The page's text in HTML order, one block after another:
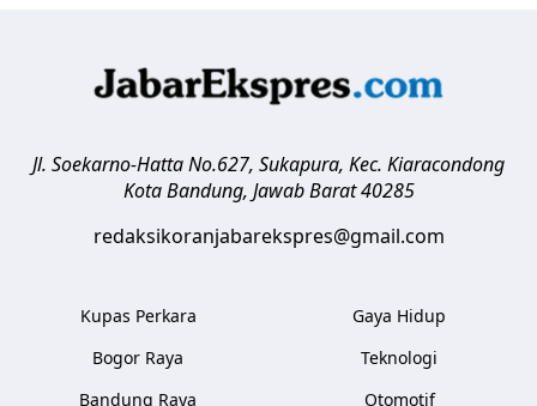
Jl. Soekarno-Hatta No.627, Sukapura, Kec. Kiaracondong
Kota Bandung, Jawab Barat 40285
redaksikoranjabarekspres@gmail.com
Kupas Perkara
Bogor Raya
Bandung Raya
Gaya Hidup
Teknologi
Otomotif